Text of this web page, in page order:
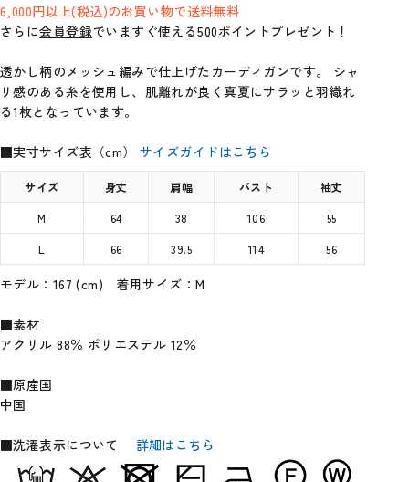
6,000円以上(税込)のお買い物で送料無料
さらに会員登録でいますぐ使える500ポイントプレゼント！
透かし柄のメッシュ編みで仕上げたカーディガンです。 シャ
リ感のある糸を使用し、肌離れが良く真夏にサラッと羽織れ
る1枚となっています。
■実寸サイズ表（cm）サイズガイドはこちら
サイズ 身丈 肩幅 バスト
袖丈
M
64 38 106
55
L
66 39.5 114 56
モデル：167 (cm) 着用サイズ：M
■素材
アクリル 88％ ポリエステル 12％
■原産国
中国
■洗濯表示について 詳細はこちら